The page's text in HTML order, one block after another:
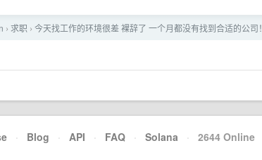
› 求职 › 今天找工作的环境很差 裸辞了 一个月都没有找到合适的公司！
· Blog · API · FAQ · Solana · 2644 Online